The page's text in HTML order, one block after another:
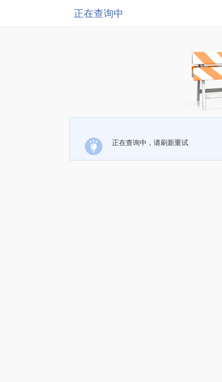
正在查询中
正在查询中，请刷新重试